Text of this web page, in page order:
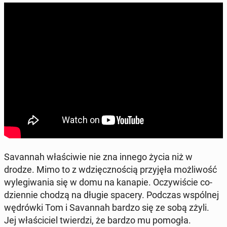
Sa­van­nah wła­ści­wie nie zna innego życia niż w
drodze. Mimo to z wdzięcz­no­ścią przy­ję­ła moż­li­wość
wy­le­gi­wa­nia się w domu na kanapie. Oczy­wi­ście co­
dzien­nie chodzą na długie spacery. Podczas wspól­nej
wę­drów­ki Tom i Sa­van­nah bardzo się ze sobą zżyli.
Jej wła­ści­ciel twier­dzi, że bardzo mu pomogła.